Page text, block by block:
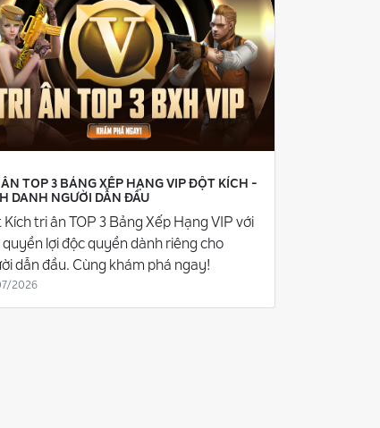
TOP 3 BẢNG XẾP HẠNG VIP ĐỘT KÍCH -
DANH NGƯỜI DẪN ĐẦU
tri ân TOP 3 Bảng Xếp Hạng VIP với
lợi độc quyền dành riêng cho
dẫn đầu. Cùng khám phá ngay!
2026